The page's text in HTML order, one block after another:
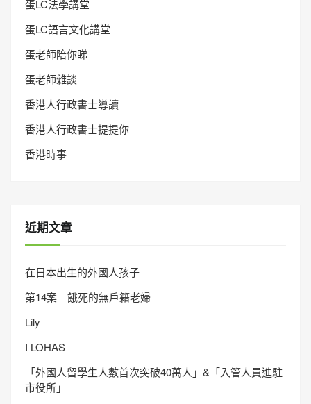
蛋LC法學講堂
蛋LC語言文化講堂
蛋老師陪你睇
蛋老師雜談
香港人行政書士導讀
香港人行政書士提提你
香港時事
近期文章
在日本出生的外國人孩子
第14案｜餓死的無戶籍老婦
Lily
I LOHAS
「外國人留學生人數首次突破40萬人」&「入管人員進駐
市役所」